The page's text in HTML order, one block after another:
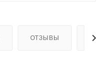
ОТЗЫВЫ